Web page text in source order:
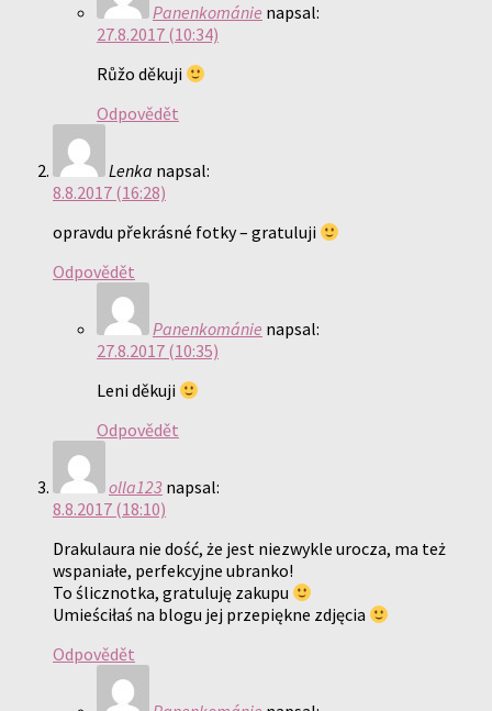
Panenkománie napsal:
27.8.2017 (10:34)
Růžo děkuji
Odpovědět
Lenka napsal:
8.8.2017 (16:28)
opravdu překrásné fotky – gratuluji
Odpovědět
Panenkománie napsal:
27.8.2017 (10:35)
Leni děkuji
Odpovědět
olla123 napsal:
8.8.2017 (18:10)
Drakulaura nie dość, że jest niezwykle urocza, ma też
wspaniałe, perfekcyjne ubranko!
To ślicznotka, gratuluję zakupu
Umieściłaś na blogu jej przepiękne zdjęcia
Odpovědět